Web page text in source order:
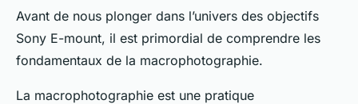
Avant de nous plonger dans l’univers des objectifs
Sony E-mount, il est primordial de comprendre les
fondamentaux de la macrophotographie.
La macrophotographie est une pratique